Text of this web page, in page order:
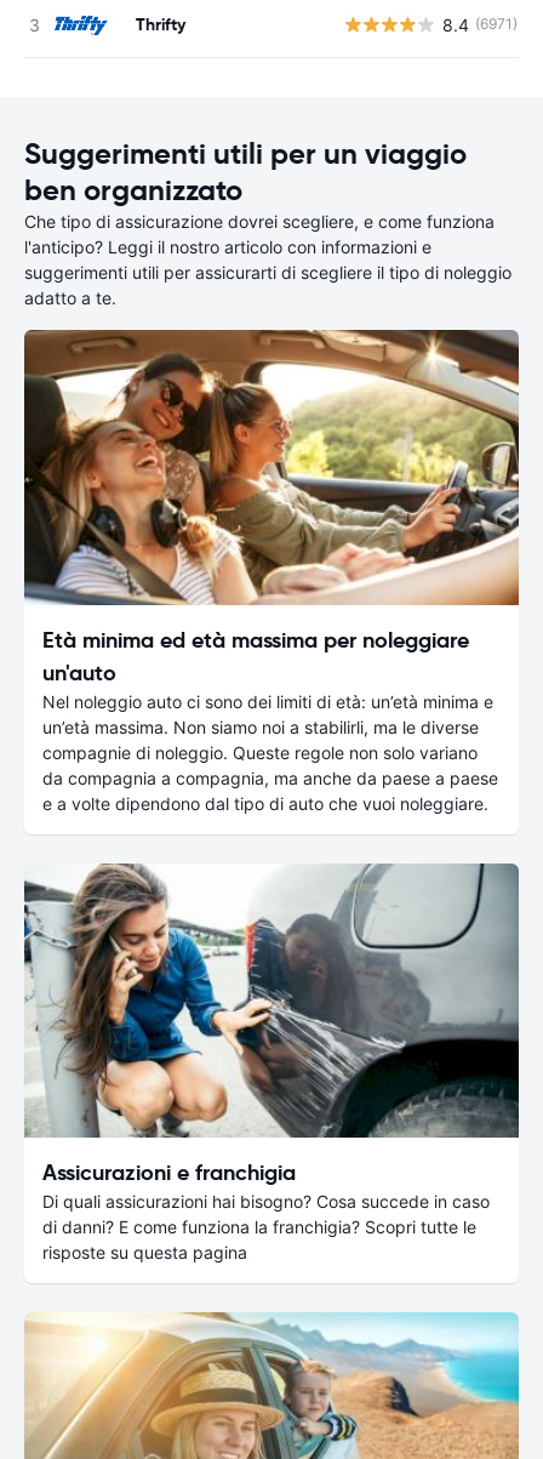
Thrifty 8.4 (6971)
Suggerimenti utili per un viaggio
ben organizzato
Che tipo di assicurazione dovrei scegliere, e come funziona
l'anticipo? Leggi il nostro articolo con informazioni e
suggerimenti utili per assicurarti di scegliere il tipo di noleggio
adatto a te.
Età minima ed età massima per noleggiare
un'auto
Nel noleggio auto ci sono dei limiti di età: un’età minima e
un’età massima. Non siamo noi a stabilirli, ma le diverse
compagnie di noleggio. Queste regole non solo variano
da compagnia a compagnia, ma anche da paese a paese
e a volte dipendono dal tipo di auto che vuoi noleggiare.
Assicurazioni e franchigia
Di quali assicurazioni hai bisogno? Cosa succede in caso
di danni? E come funziona la franchigia? Scopri tutte le
risposte su questa pagina